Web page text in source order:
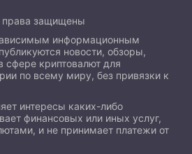
защищены
информационным
новости, обзоры,
сфере криптовалют для
по всему миру, без привязки к
интересы каких-либо
финансовых или иных услуг,
и не принимает платежи от